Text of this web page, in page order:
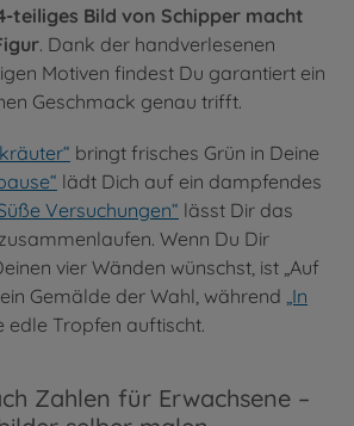
teiliges Bild von Schipper macht
. Dank der handverlesenen
Motiven findest Du garantiert ein
Geschmack genau trifft.
bringt frisches Grün in Deine
lädt Dich auf ein dampfendes
Versuchungen“ lässt Dir das
Wenn Du Dir
vier Wänden wünschst, ist „Auf
Gemälde der Wahl, während „In
edle Tropfen auftischt.
Zahlen für Erwachsene –